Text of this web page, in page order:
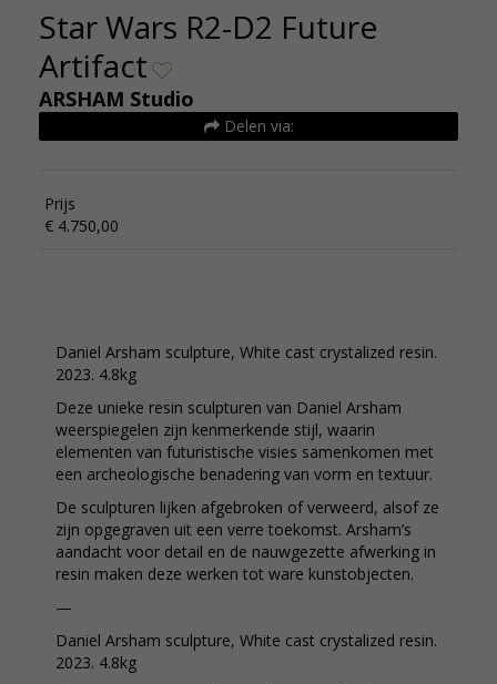
Star Wars R2-D2 Future
Artifact
ARSHAM Studio
Delen via:
Prijs
€ 4.750,00
Daniel Arsham sculpture, White cast crystalized resin.
2023. 4.8kg
Deze unieke resin sculpturen van Daniel Arsham
weerspiegelen zijn kenmerkende stijl, waarin
elementen van futuristische visies samenkomen met
een archeologische benadering van vorm en textuur.
De sculpturen lijken afgebroken of verweerd, alsof ze
zijn opgegraven uit een verre toekomst. Arsham’s
aandacht voor detail en de nauwgezette afwerking in
resin maken deze werken tot ware kunstobjecten.
—
Daniel Arsham sculpture, White cast crystalized resin.
2023. 4.8kg